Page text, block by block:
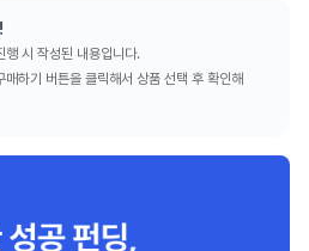
행 시 작성된 내용입니다.
하기 버튼을 클릭해서 상품 선택 후 확인해